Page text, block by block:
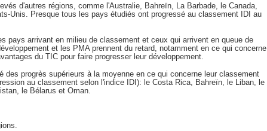
d'autres régions, comme l'Australie, Bahreïn, La Barbade, le Canada,
Unis. Presque tous les pays étudiés ont progressé au classement IDI au
pays arrivant en milieu de classement et ceux qui arrivent en queue de
et les PMA prennent du retard, notamment en ce qui concerne
du TIC pour faire progresser leur développement.
des progrès supérieurs à la moyenne en ce qui concerne leur classement
au classement selon l'indice IDI): le Costa Rica, Bahreïn, le Liban, le
le Bélarus et Oman.